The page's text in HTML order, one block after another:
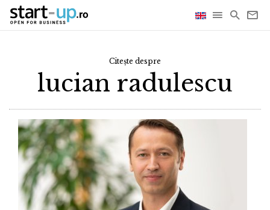
Citește despre
lucian radulescu